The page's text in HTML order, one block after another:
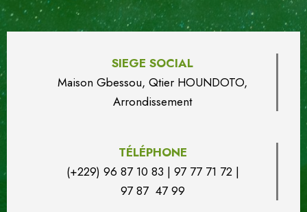
SIEGE SOCIAL
Maison Gbessou, Qtier HOUNDOTO,
Arrondissement
TÉLÉPHONE
(+229) 96 87 10 83 | 97 77 71 72 |
97 87 47 99